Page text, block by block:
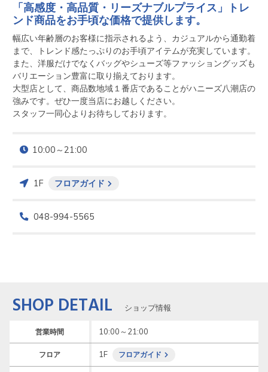
「高感度・高品質・リーズナブルプライス」トレ
ンド商品をお手頃な価格で提供します。
幅広い年齢層のお客様に指示されるよう、カジュアルから通勤着
まで、トレンド感たっぷりのお手頃アイテムが充実しています。
また、洋服だけでなくバッグやシューズ等ファッショングッズも
バリエーション豊富に取り揃えております。
大型店として、商品数地域１番店であることがハニーズ八潮店の
強みです。ぜひ一度当店にお越しください。
スタッフ一同心よりお待ちしております。
10:00～21:00
1F フロアガイド
048-994-5565
SHOP DETAIL ショップ情報
営業時間 10:00～21:00
フロア 1F フロアガイド